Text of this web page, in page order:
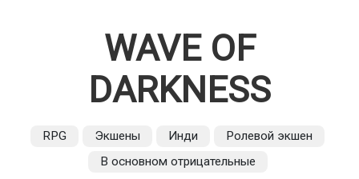
WAVE OF
DARKNESS
RPG Экшены Инди
Ролевой экшен
В основном отрицательные